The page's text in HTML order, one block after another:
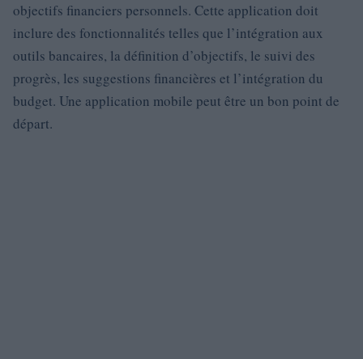
objectifs financiers personnels. Cette application doit
inclure des fonctionnalités telles que l’intégration aux
outils bancaires, la définition d’objectifs, le suivi des
progrès, les suggestions financières et l’intégration du
budget. Une application mobile peut être un bon point de
départ.